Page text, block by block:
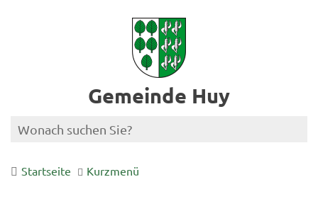
Gemeinde Huy
Startseite Kurzmenü